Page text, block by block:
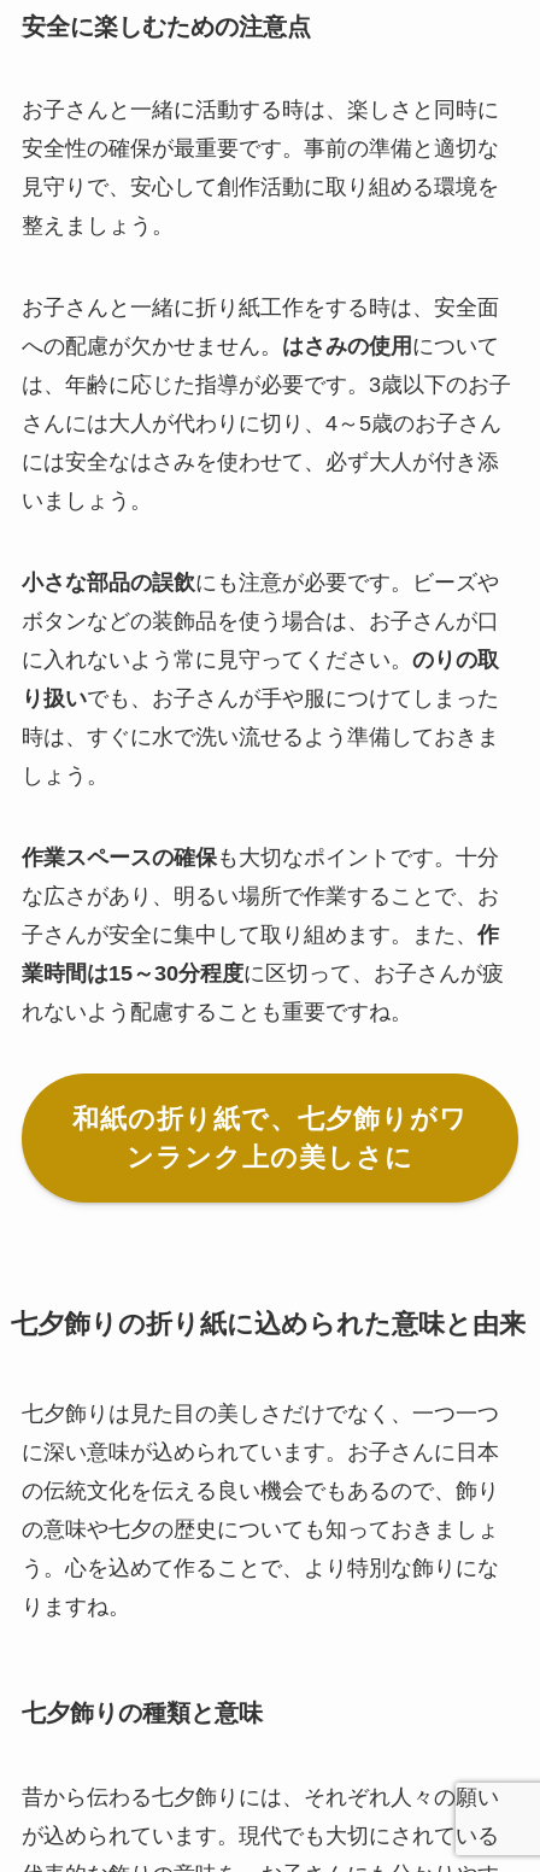
安全に楽しむための注意点
お子さんと一緒に活動する時は、楽しさと同時に
安全性の確保が最重要です。事前の準備と適切な
見守りで、安心して創作活動に取り組める環境を
整えましょう。
お子さんと一緒に折り紙工作をする時は、安全面
への配慮が欠かせません。 はさみの使用 について
は、年齢に応じた指導が必要です。3歳以下のお子
さんには大人が代わりに切り、4～5歳のお子さん
には安全なはさみを使わせて、必ず大人が付き添
いましょう。
小さな部品の誤飲にも注意が必要です。ビーズや
ボタンなどの装飾品を使う場合は、お子さんが口
に入れないよう常に見守ってください。 のりの取
り扱いでも、お子さんが手や服につけてしまった
時は、すぐに水で洗い流せるよう準備しておきま
しょう。
作業スペースの確保も大切なポイントです。十分
な広さがあり、明るい場所で作業することで、お
子さんが安全に集中して取り組めます。また、 作
業時間は15～30分程度に区切って、お子さんが疲
れないよう配慮することも重要ですね。
和紙の折り紙で、七夕飾りがワ
ンランク上の美しさに
七夕飾りの折り紙に込められた意味と由来
七夕飾りは見た目の美しさだけでなく、一つ一つ
に深い意味が込められています。お子さんに日本
の伝統文化を伝える良い機会でもあるので、飾り
の意味や七夕の歴史についても知っておきましょ
う。心を込めて作ることで、より特別な飾りにな
りますね。
七夕飾りの種類と意味
昔から伝わる七夕飾りには、それぞれ人々の願い
が込められています。現代でも大切にされている